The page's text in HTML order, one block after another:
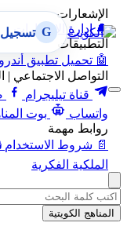
الإشعارات
🔔 إدارة الإشعارات
التطبيقات
🤖 تحميل تطبيق
التواصل الاجتماعي
قناة تيليجرام
واتساب
بوت
روابط مهمة
📄 شروط الاستخدام
الملكية الفكرية
G تسجيل
المناهج الكويتية